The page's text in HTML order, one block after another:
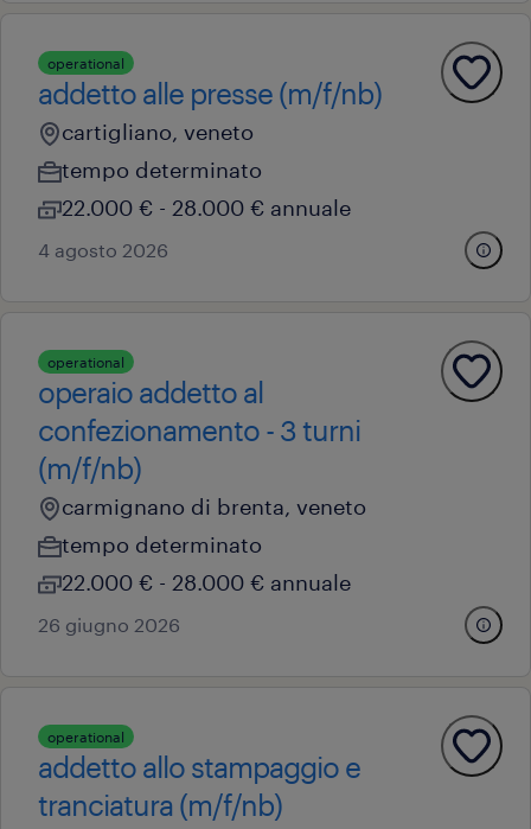
operational
addetto alle presse (m/f/nb)
cartigliano, veneto
tempo determinato
22.000 € - 28.000 € annuale
4 agosto 2026
operational
operaio addetto al
confezionamento - 3 turni
(m/f/nb)
carmignano di brenta, veneto
tempo determinato
22.000 € - 28.000 € annuale
26 giugno 2026
operational
addetto allo stampaggio e
tranciatura (m/f/nb)